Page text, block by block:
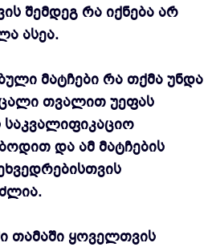
შემდეგ რა იქნება არ
ასეა.
მატჩები რა თქმა უნდა
ცალი თვალით უეფას
და ამ მატჩების
თამაში ყოველთვის